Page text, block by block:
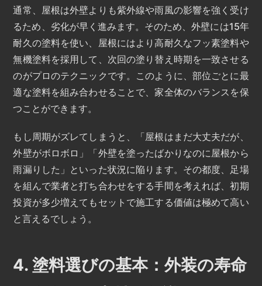
通常、屋根は外壁よりも紫外線や雨風の影響を強く受け
るため、劣化が早く進みます。そのため、外壁には15年
耐久の塗料を使い、屋根にはより高耐久なフッ素塗料や
無機塗料を採用して、次回の塗り替え時期を一致させる
のがプロのテクニックです。このように、部位ごとに最
適な塗料を組み合わせることで、家全体のバランスを保
つことができます。
もし周期がズレてしまうと、「屋根はまだ大丈夫だが、
外壁がボロボロ」「外壁を塗ったばかりなのに屋根から
雨漏りした」といった状況に陥ります。その都度、足場
を組んで業者と打ち合わせをする手間を考えれば、初期
投資が多少増えてもセットで施工する価値は極めて高い
と言えるでしょう。
4. 塗料選びの基本：外装の寿命